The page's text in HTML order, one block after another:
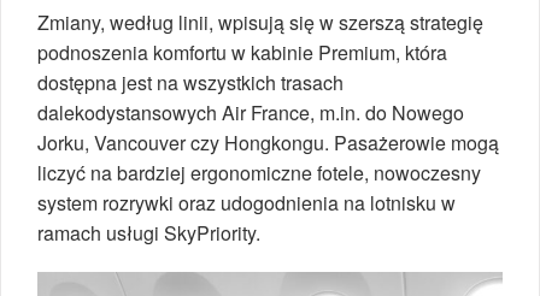
Zmiany, według linii, wpisują się w szerszą strategię
podnoszenia komfortu w kabinie Premium, która
dostępna jest na wszystkich trasach
dalekodystansowych Air France, m.in. do Nowego
Jorku, Vancouver czy Hongkongu. Pasażerowie mogą
liczyć na bardziej ergonomiczne fotele, nowoczesny
system rozrywki oraz udogodnienia na lotnisku w
ramach usługi SkyPriority.